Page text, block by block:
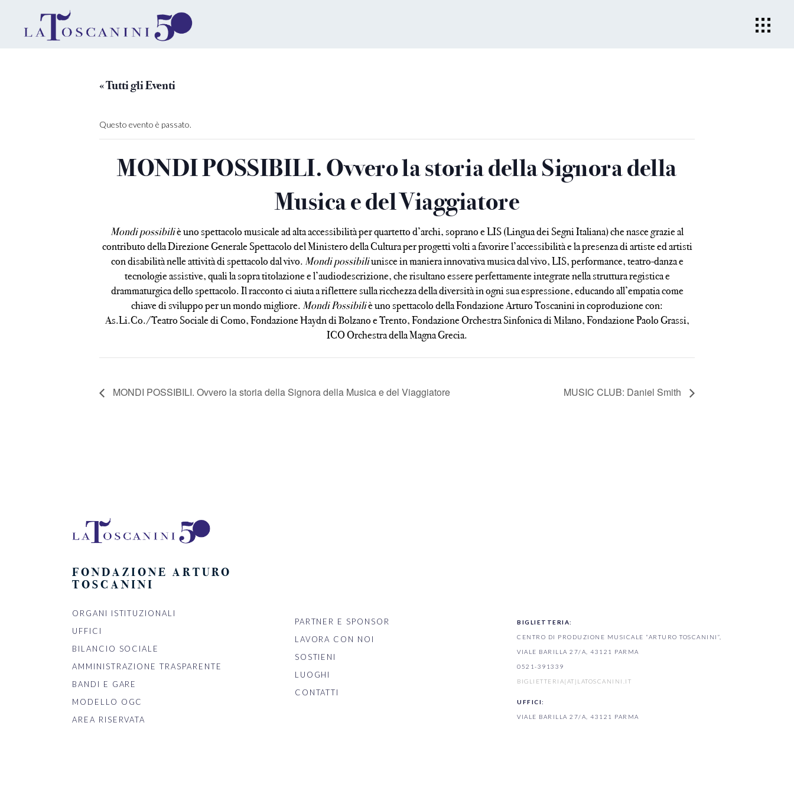
« Tutti gli Eventi
Questo evento è passato.
MONDI POSSIBILI. Ovvero la storia della Signora della
Musica e del Viaggiatore
Mondi possibiliè uno spettacolo musicale ad alta accessibilità per quartetto d’archi, soprano e LIS (Lingua dei Segni Italiana) che nasce grazie al
contributo della Direzione Generale Spettacolo del Ministero della Cultura per progetti volti a favorire l’accessibilità e la presenza di artiste ed artisti
con disabilità nelle attività di spettacolo dal vivo.Mondi possibiliunisce in maniera innovativa musica dal vivo, LIS, performance, teatro-danza e
tecnologie assistive, quali la sopra titolazione e l’audiodescrizione, che risultano essere perfettamente integrate nella struttura registica e
drammaturgica dello spettacolo. Il racconto ci aiuta a riflettere sulla ricchezza della diversità in ogni sua espressione, educando all’empatia come
chiave di sviluppo per un mondo migliore.Mondi Possibiliè uno spettacolo della Fondazione Arturo Toscanini in coproduzione con:
As.Li.Co./Teatro Sociale di Como, Fondazione Haydn di Bolzano e Trento, Fondazione Orchestra Sinfonica di Milano, Fondazione Paolo Grassi,
ICO Orchestra della Magna Grecia.
MONDI POSSIBILI. Ovvero la storia della Signora della Musica e del Viaggiatore MUSIC CLUB: Daniel Smith
FONDAZIONE ARTURO
TOSCANINI
ORGANI ISTITUZIONALI
UFFICI
BILANCIO SOCIALE
AMMINISTRAZIONE TRASPARENTE
BANDI E GARE
MODELLO OGC
AREA RISERVATA
PARTNER E SPONSOR
LAVORA CON NOI
SOSTIENI
LUOGHI
CONTATTI
BIGLIETTERIA:
CENTRO DI PRODUZIONE MUSICALE “ARTURO TOSCANINI”,
VIALE BARILLA 27/A, 43121 PARMA
0521-391339
BIGLIETTERIA[AT]LATOSCANINI.IT
UFFICI:
VIALE BARILLA 27/A, 43121 PARMA